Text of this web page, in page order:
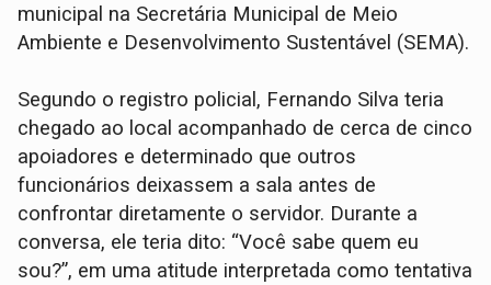
municipal na Secretária Municipal de Meio
Ambiente e Desenvolvimento Sustentável (SEMA).
Segundo o registro policial, Fernando Silva teria
chegado ao local acompanhado de cerca de cinco
apoiadores e determinado que outros
funcionários deixassem a sala antes de
confrontar diretamente o servidor. Durante a
conversa, ele teria dito: “Você sabe quem eu
sou?”, em uma atitude interpretada como tentativa